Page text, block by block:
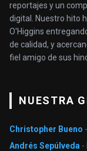
reportajes y un
digital. Nuestro hito
O'Higgins
de calidad, y
fiel amigo de sus
NUESTRA
Christopher Bueno
Andrés Sepúlveda -